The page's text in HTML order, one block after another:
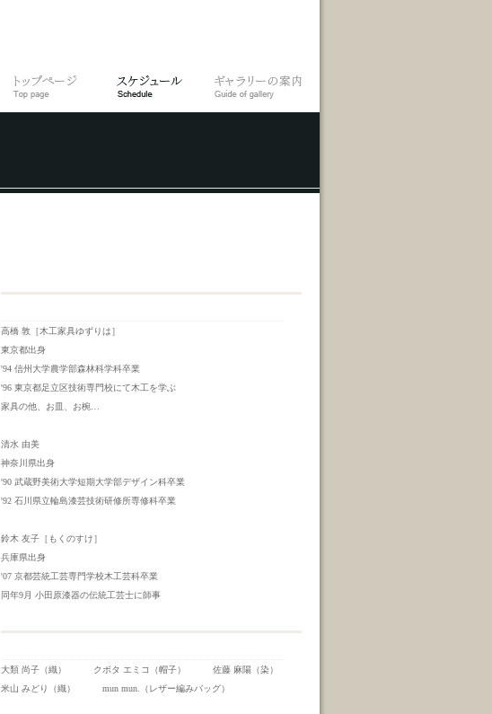
高橋 敦［木工家具ゆずりは］
東京都出身
'94 信州大学農学部森林科学科卒業
'96 東京都足立区技術専門校にて木工を学ぶ
家具の他、お皿、お椀…
清水 由美
神奈川県出身
'90 武蔵野美術大学短期大学部デザイン科卒業
'92 石川県立輪島漆芸技術研修所専修科卒業
鈴木 友子 ［もくのすけ］
兵庫県出身
'07 京都芸統工芸専門学校木工芸科卒業
同年9月 小田原漆器の伝統工芸士に師事
大類 尚子（織） クボタ エミコ（帽子） 佐藤 麻陽（染）
米山 みどり（織） mun mun.（レザー編みバッグ）